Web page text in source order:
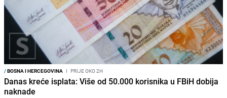
/BOSNA I HERCEGOVINA I PRIJE OKO 2H
Danas kreće isplata: Više od 50.000 korisnika u FBiH dobija
naknade